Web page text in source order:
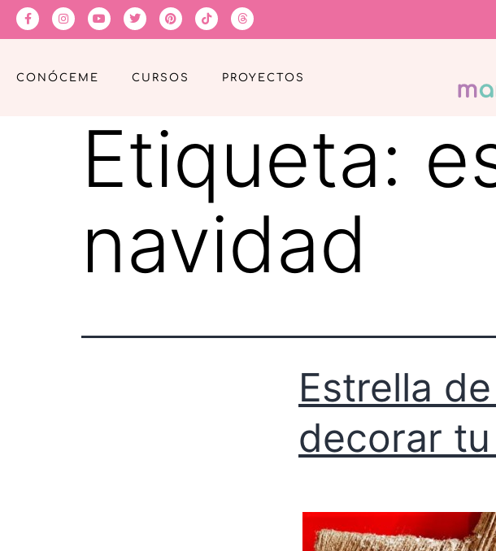
CONÓCEME CURSOS PROYECTOS
Etiqueta:
navidad
Estrella
decorar